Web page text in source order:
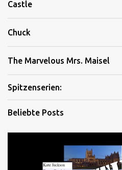
Castle
Chuck
The Marvelous Mrs. Maisel
Spitzenserien:
Beliebte Posts